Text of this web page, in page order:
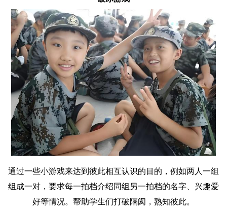
通过一些小游戏来达到彼此相互认识的目的，例如两人一组
组成一对，要求每一拍档介绍同组另一拍档的名字、兴趣爱
好等情况。帮助学生们打破隔阂，熟知彼此。